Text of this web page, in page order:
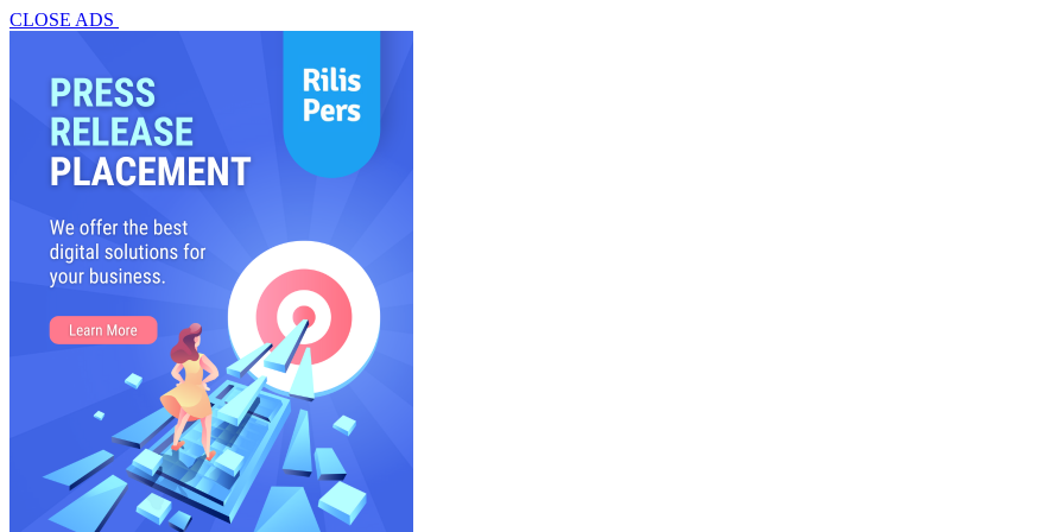
CLOSE ADS